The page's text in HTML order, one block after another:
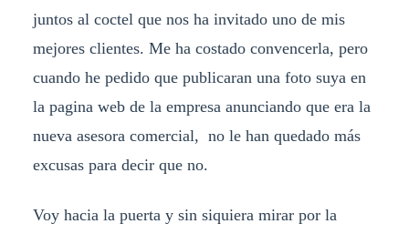
juntos al coctel que nos ha invitado uno de mis
mejores clientes. Me ha costado convencerla, pero
cuando he pedido que publicaran una foto suya en
la pagina web de la empresa anunciando que era la
nueva asesora comercial, no le han quedado más
excusas para decir que no.
Voy hacia la puerta y sin siquiera mirar por la